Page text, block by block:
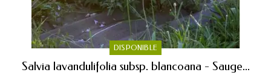
DISPONIBLE
Salvia lavandulifolia subsp. blancoana - Sauge...